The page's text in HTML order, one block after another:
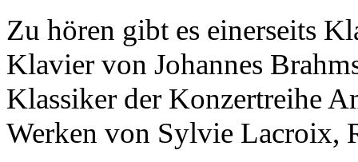
Zu hören gibt es einerseits
Klavier von Johannes
Klassiker der Konzertreihe
Werken von Sylvie Lacroix,